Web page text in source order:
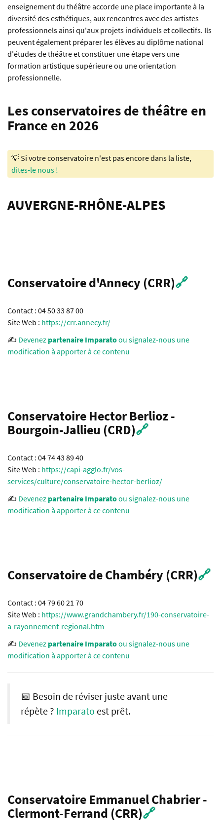
enseignement du théâtre accorde une place importante à la
diversité des esthétiques, aux rencontres avec des artistes
professionnels ainsi qu'aux projets individuels et collectifs. Ils
peuvent également préparer les élèves au diplôme national
d'études de théâtre et constituer une étape vers une
formation artistique supérieure ou une orientation
professionnelle.
Les conservatoires de théâtre en
France en 2026
💡 Si votre conservatoire n'est pas encore dans la liste,
dites-le nous !
AUVERGNE-RHÔNE-ALPES
Conservatoire d'Annecy (CRR)🔗
Contact : 04 50 33 87 00
Site Web : https://crr.annecy.fr/
✍️ Devenez partenaire Imparatoou signalez-nous une
modification à apporter à ce contenu
Conservatoire Hector Berlioz -
Bourgoin-Jallieu (CRD)🔗
Contact : 04 74 43 89 40
Site Web : https://capi-agglo.fr/vos-
services/culture/conservatoire-hector-berlioz/
✍️ Devenez partenaire Imparatoou signalez-nous une
modification à apporter à ce contenu
Conservatoire de Chambéry (CRR)🔗
Contact : 04 79 60 21 70
Site Web : https://www.grandchambery.fr/190-conservatoire-
a-rayonnement-regional.htm
✍️ Devenez partenaire Imparatoou signalez-nous une
modification à apporter à ce contenu
📅 Besoin de réviser juste avant une
répète ? Imparato est prêt.
Conservatoire Emmanuel Chabrier -
Clermont-Ferrand (CRR)🔗